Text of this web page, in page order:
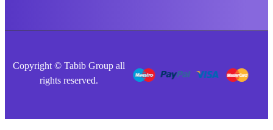
Copyright © Tabib Group all
rights reserved.